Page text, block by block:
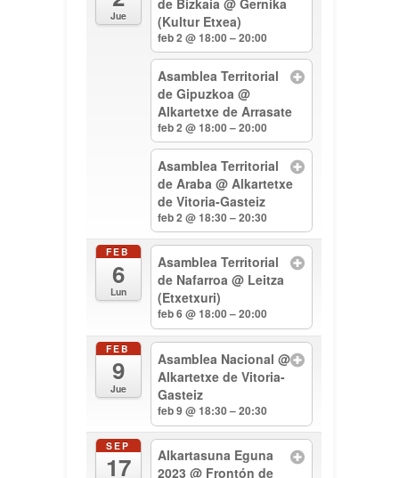
Jue
(Kultur Etxea)
feb 2 @ 18:00 – 20:00
Asamblea Territorial
de Gipuzkoa@
Alkartetxe de Arrasate
feb 2 @ 18:00 – 20:00
Asamblea Territorial
de Araba@ Alkartetxe
de Vitoria-Gasteiz
feb 2 @ 18:30 – 20:30
FEB
6
Lun
Asamblea Territorial
de Nafarroa@ Leitza
(Etxetxuri)
feb 6 @ 18:00 – 20:00
FEB
9
Jue
Asamblea Nacional@
Alkartetxe de Vitoria-
Gasteiz
feb 9 @ 18:30 – 20:30
SEP
17
Alkartasuna Eguna
2023@ Frontón de